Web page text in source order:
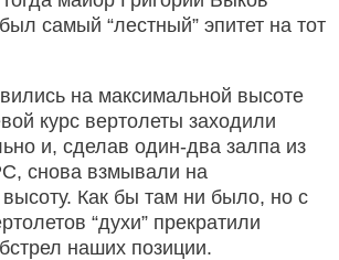
самый “лестный” эпитет на тот
на максимальной высоте
курс вертолеты заходили
и, сделав один-два залпа из
снова взмывали на
Как бы там ни было, но с
“духи” прекратили
наших позиции.